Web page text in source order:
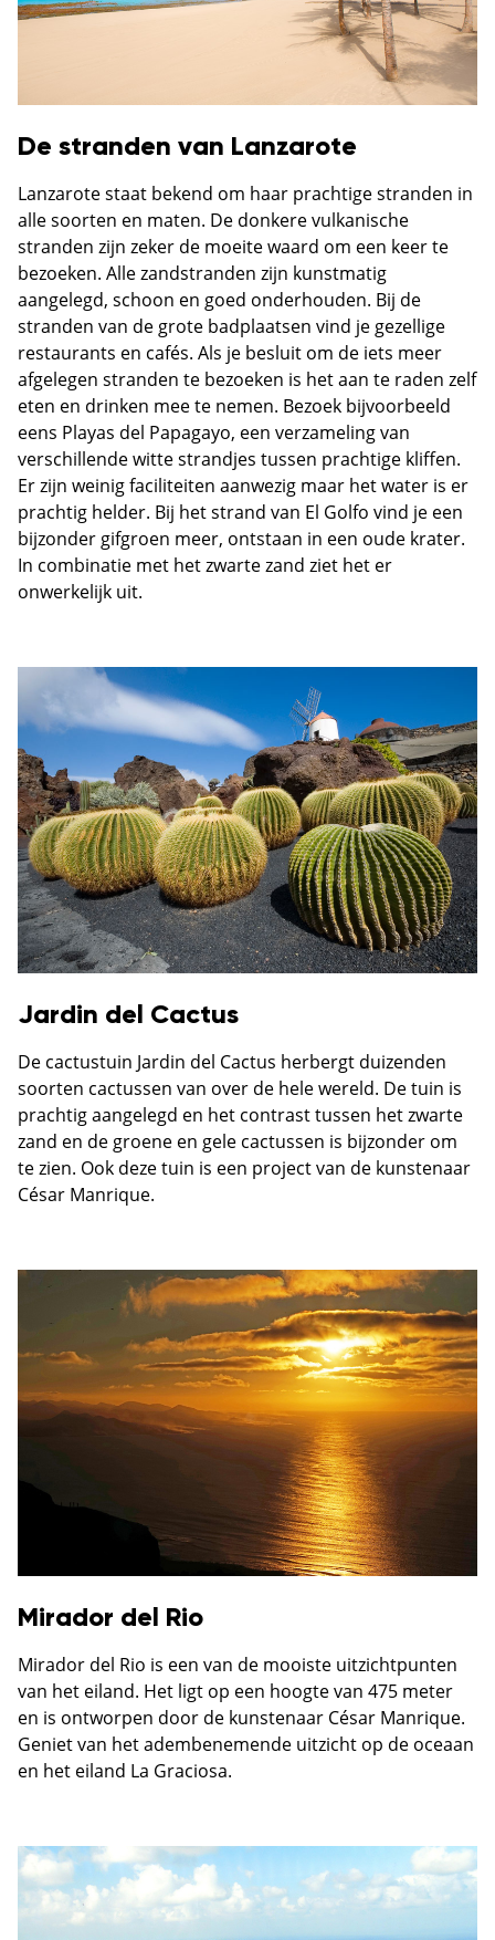
De stranden van Lanzarote
Lanzarote staat bekend om haar prachtige stranden in
alle soorten en maten. De donkere vulkanische
stranden zijn zeker de moeite waard om een keer te
bezoeken. Alle zandstranden zijn kunstmatig
aangelegd, schoon en goed onderhouden. Bij de
stranden van de grote badplaatsen vind je gezellige
restaurants en cafés. Als je besluit om de iets meer
afgelegen stranden te bezoeken is het aan te raden zelf
eten en drinken mee te nemen. Bezoek bijvoorbeeld
eens Playas del Papagayo, een verzameling van
verschillende witte strandjes tussen prachtige kliffen.
Er zijn weinig faciliteiten aanwezig maar het water is er
prachtig helder. Bij het strand van El Golfo vind je een
bijzonder gifgroen meer, ontstaan in een oude krater.
In combinatie met het zwarte zand ziet het er
onwerkelijk uit.
Jardin del Cactus
De cactustuin Jardin del Cactus herbergt duizenden
soorten cactussen van over de hele wereld. De tuin is
prachtig aangelegd en het contrast tussen het zwarte
zand en de groene en gele cactussen is bijzonder om
te zien. Ook deze tuin is een project van de kunstenaar
César Manrique.
Mirador del Rio
Mirador del Rio is een van de mooiste uitzichtpunten
van het eiland. Het ligt op een hoogte van 475 meter
en is ontworpen door de kunstenaar César Manrique.
Geniet van het adembenemende uitzicht op de oceaan
en het eiland La Graciosa.